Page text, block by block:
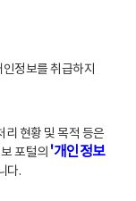
정보를 취급하지
리 현황 및 목적 등은
포털의 '개인정보
다.